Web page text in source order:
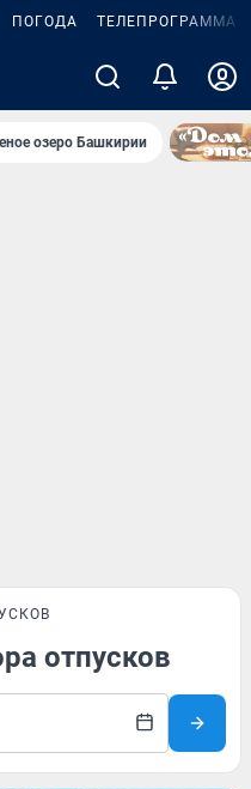
ПОГОДА ТЕЛЕПРОГРАММА
озеро Башкирии
отпусков